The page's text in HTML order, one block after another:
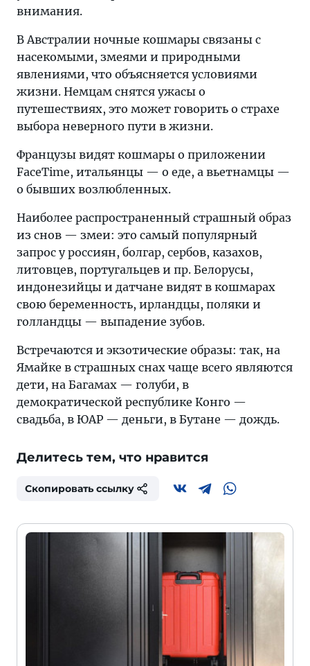
внимания.
В Австралии ночные кошмары связаны с
насекомыми, змеями и природными
явлениями, что объясняется условиями
жизни. Немцам снятся ужасы о
путешествиях, это может говорить о страхе
выбора неверного пути в жизни.
Французы видят кошмары о приложении
FaceTime, итальянцы — о еде, а вьетнамцы —
о бывших возлюбленных.
Наиболее распространенный страшный образ
из снов — змеи: это самый популярный
запрос у россиян, болгар, сербов, казахов,
литовцев, португальцев и пр. Белорусы,
индонезийцы и датчане видят в кошмарах
свою беременность, ирландцы, поляки и
голландцы — выпадение зубов.
Встречаются и экзотические образы: так, на
Ямайке в страшных снах чаще всего являются
дети, на Багамах — голуби, в
демократической республике Конго —
свадьба, в ЮАР — деньги, в Бутане — дождь.
Делитесь тем, что нравится
Скопировать ссылку